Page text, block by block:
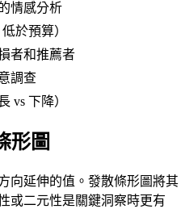
情感分析
於預算）
者和推薦者
調查
vs 下降）
形圖
向延伸的值。發散條形圖將其
或二元性是關鍵洞察時更有